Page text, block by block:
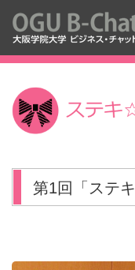
第1回「ステ